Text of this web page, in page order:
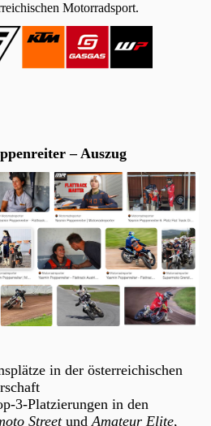
Motorradsport.
– Auszug
in der österreichischen
3-Platzierungen in den
StreetundAmateur Elite,